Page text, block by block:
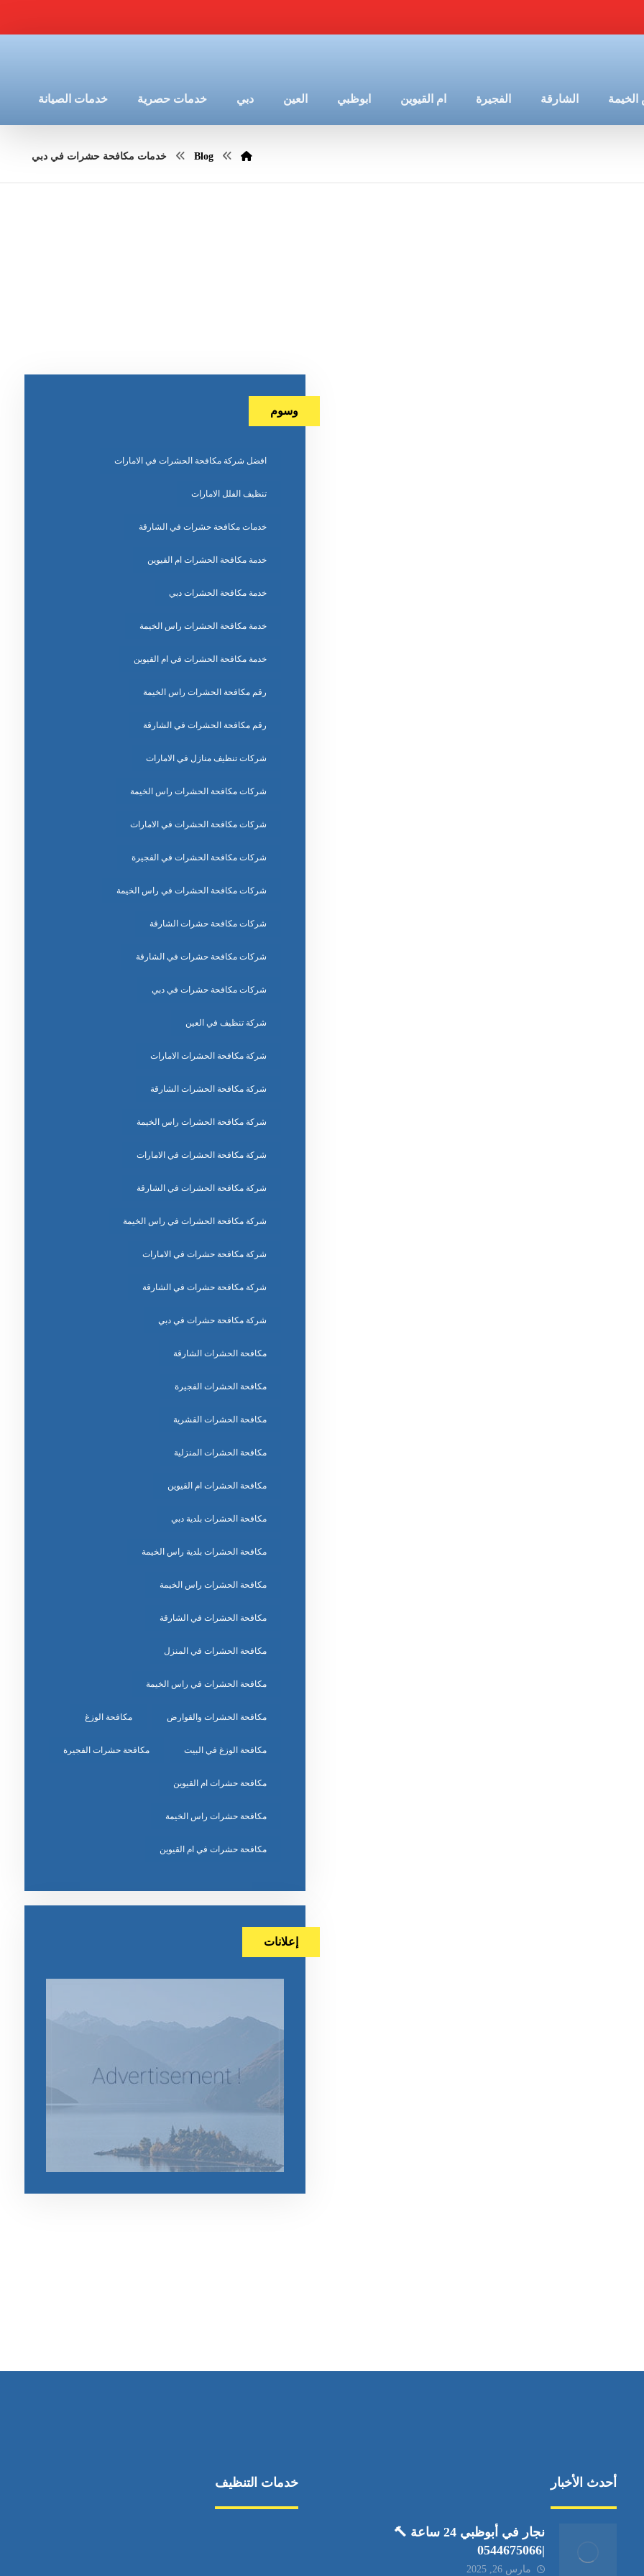
الشارقة الفجيرة ام القيوين ابوظبي العين دبي خدمات حصرية خدمات الصيانة
Blog خدمات مكافحة حشرات في دبي
وسوم
افضل شركة مكافحة الحشرات في الامارات
تنظيف الفلل الامارات
خدمات مكافحة حشرات في الشارقة
خدمة مكافحة الحشرات ام القيوين
خدمة مكافحة الحشرات دبي
خدمة مكافحة الحشرات راس الخيمة
خدمة مكافحة الحشرات في ام القيوين
رقم مكافحة الحشرات راس الخيمة
رقم مكافحة الحشرات في الشارقة
شركات تنظيف منازل في الامارات
شركات مكافحة الحشرات راس الخيمة
شركات مكافحة الحشرات في الامارات
شركات مكافحة الحشرات في الفجيرة
شركات مكافحة الحشرات في راس الخيمة
شركات مكافحة حشرات الشارقة
شركات مكافحة حشرات في الشارقة
شركات مكافحة حشرات في دبي
شركة تنظيف في العين
شركة مكافحة الحشرات الامارات
شركة مكافحة الحشرات الشارقة
شركة مكافحة الحشرات راس الخيمة
شركة مكافحة الحشرات في الامارات
شركة مكافحة الحشرات في الشارقة
شركة مكافحة الحشرات في راس الخيمة
شركة مكافحة حشرات في الامارات
شركة مكافحة حشرات في الشارقة
شركة مكافحة حشرات في دبي
مكافحة الحشرات الشارقة
مكافحة الحشرات الفجيرة
مكافحة الحشرات القشرية
مكافحة الحشرات المنزلية
مكافحة الحشرات ام القيوين
مكافحة الحشرات بلدية دبي
مكافحة الحشرات بلدية راس الخيمة
مكافحة الحشرات راس الخيمة
مكافحة الحشرات في الشارقة
مكافحة الحشرات في المنزل
مكافحة الحشرات في راس الخيمة
مكافحة الحشرات والقوارض مكافحة الوزغ
مكافحة الوزغ في البيت مكافحة حشرات الفجيرة
مكافحة حشرات ام القيوين
مكافحة حشرات راس الخيمة
مكافحة حشرات في ام القيوين
إعلانات
أحدث الأخبار
نجار في أبوظبي 24 ساعة 🔨
|0544675066
مارس 26, 2025
خدمات التنظيف